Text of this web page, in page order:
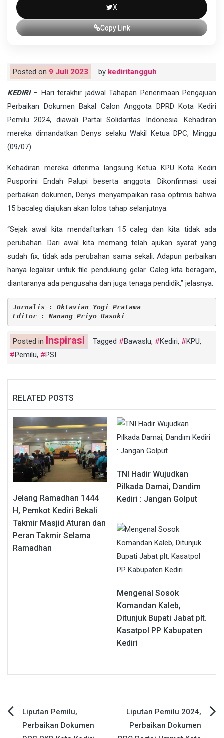
X
Copy Link
Posted on 9 Juli 2023 by kediritangguh
KEDIRI– Hari terakhir jadwal Tahapan Penerimaan Pengajuan
Perbaikan Dokumen Bakal Calon Anggota DPRD Kota Kediri
Pemilu 2024, diawali Partai Solidaritas Indonesia. Kehadiran
mereka dimandatkan Denys selaku Wakil Ketua DPC, Minggu
(09/07).
Kehadiran mereka diterima langsung Ketua KPU Kota Kediri
Pusporini Endah Palupi beserta anggota. Dikonfirmasi usai
perbaikan dokumen, Denys menyampaikan rasa optimis bahwa
15 bacaleg diajukan akan lolos tahap selanjutnya.
“Sejak awal kita mendaftarkan 15 caleg dan kita tidak ada
perubahan. Dari awal kita memang telah ajukan syarat yang
sudah fix, tidak ada perubahan sama sekali. Adapun perbaikan
hanya legalisir untuk file pendukung gelar. Caleg kita beragam,
diantaranya ada pengusaha dan juga tenaga pendidik,” jelasnya.
Jurnalis : Oktavian Yogi Pratama
Editor : Nanang Priyo Basuki
Posted in Inspirasi Tagged Bawaslu, Kediri, KPU,
Pemilu, PSI
RELATED POSTS
Jelang Ramadhan 1444
H, Pemkot Kediri Bekali
Takmir Masjid Aturan dan
Peran Takmir Selama
Ramadhan
TNI Hadir Wujudkan
Pilkada Damai, Dandim
Kediri : Jangan Golput
Mengenal Sosok
Komandan Kaleb,
Ditunjuk Bupati Jabat plt.
Kasatpol PP Kabupaten
Kediri
Navigasi
Liputan Pemilu,
Perbaikan Dokumen
Liputan Pemilu 2024,
Perbaikan Dokumen